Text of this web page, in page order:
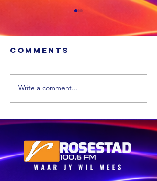
Xhariep kry
eers in 2031 'n
nuwe
munisipaliteit
Comments
Write a comment...